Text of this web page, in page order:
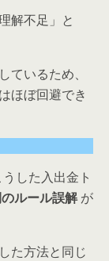
解不足」と
ているため、
ほぼ回避でき
した入出金ト
ルール誤解が
た方法と同じ